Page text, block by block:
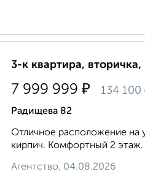
3-к квартира,
7 999 999 ₽ 134 100
Радищева 82
Отличное расположение на
кирпич. Комфортный 2
Агентство, 04.08.2026